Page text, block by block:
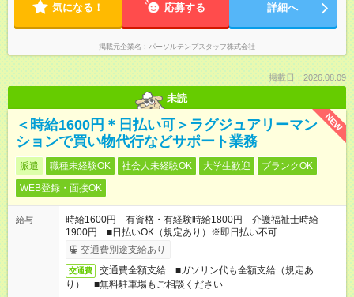
気になる！ 応募する 詳細へ
掲載元企業名 パーソルテンプスタッフ株式会社
掲載日：2026.08.09
未読
NEW
＜時給1600円＊日払い可＞ラグジュアリーマン
ションで買い物代行などサポート業務
派遣 職種未経験OK 社会人未経験OK 大学生歓迎
ブランクOK
WEB登録・面接OK
給与
時給1600円 有資格・有経験時給1800円 介護福祉士時給
1900円 ■日払いOK（規定あり）※即日払い不可
交通費別途支給あり
交通費
交通費全額支給 ■ガソリン代も全額支給（規定あ
り） ■無料駐車場もご相談ください